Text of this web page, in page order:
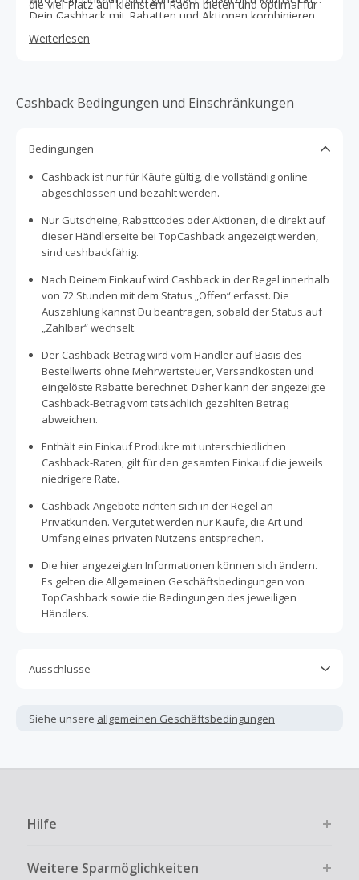
die viel Platz auf kleinstem Raum bieten und optimal für
den Alltag geeignet sind.
Dein Cashback mit Rabatten und Aktionen kombinieren,
sodass sich Dein Einkauf doppelt lohnt. Starte jetzt mit
TopCashback und sichere Dir bei FOCX jedes Mal
Weiterlesen
Cashback Bedingungen und Einschränkungen
Bedingungen
Cashback ist nur für Käufe gültig, die vollständig online
abgeschlossen und bezahlt werden.
Nur Gutscheine, Rabattcodes oder Aktionen, die direkt auf
dieser Händlerseite bei TopCashback angezeigt werden,
sind cashbackfähig.
Nach Deinem Einkauf wird Cashback in der Regel innerhalb
von 72 Stunden mit dem Status „Offen“ erfasst. Die
Auszahlung kannst Du beantragen, sobald der Status auf
„Zahlbar“ wechselt.
Der Cashback-Betrag wird vom Händler auf Basis des
Bestellwerts ohne Mehrwertsteuer, Versandkosten und
eingelöste Rabatte berechnet. Daher kann der angezeigte
Cashback-Betrag vom tatsächlich gezahlten Betrag
abweichen.
Enthält ein Einkauf Produkte mit unterschiedlichen
Cashback-Raten, gilt für den gesamten Einkauf die jeweils
niedrigere Rate.
Cashback-Angebote richten sich in der Regel an
Privatkunden. Vergütet werden nur Käufe, die Art und
Umfang eines privaten Nutzens entsprechen.
Die hier angezeigten Informationen können sich ändern.
Es gelten die Allgemeinen Geschäftsbedingungen von
TopCashback sowie die Bedingungen des jeweiligen
Händlers.
Ausschlüsse
andere Sparprogramme verwendet werden, die nicht
ausdrücklich auf dieser Händlerseite von TopCashback
Kein Cashback für den Kauf von Geschenkgutscheinen
Bezahlvorgang ist nur dann cashbackfähig, wenn dies
ausdrücklich auf der Händlerseite erlaubt ist.
Stornierung, Kündigung eines Abonnements oder Widerruf
Siehe unsere allgemeinen Geschäftsbedingungen
Hilfe
Weitere Sparmöglichkeiten